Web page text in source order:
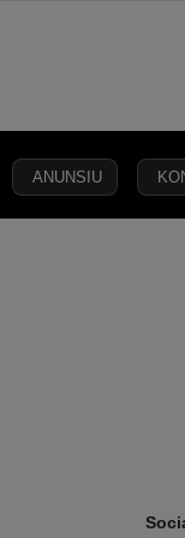
ANUNSIU